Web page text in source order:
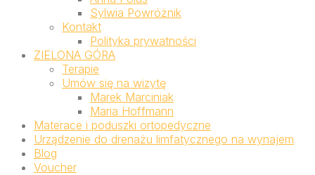
Sylwia Powróżnik
Kontakt
Polityka prywatności
ZIELONA GÓRA
Terapie
Umów się na wizytę
Marek Marciniak
Maria Hoffmann
Materace i poduszki ortopedyczne
Urządzenie do drenażu limfatycznego na wynajem
Blog
Voucher